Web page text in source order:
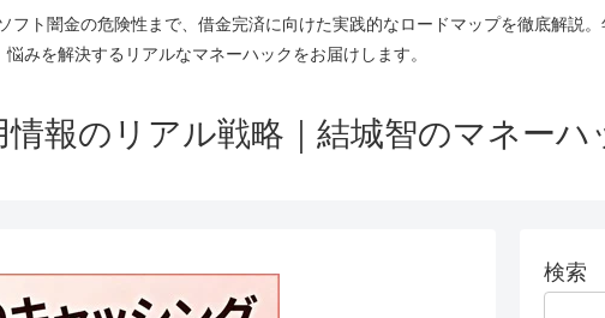
ト闇金の危険性まで、借金完済に向けた実践的なロードマップを徹底解説
悩みを解決するリアルなマネーハックをお届けします。
報のリアル戦略｜結城智のマネーハ
検索